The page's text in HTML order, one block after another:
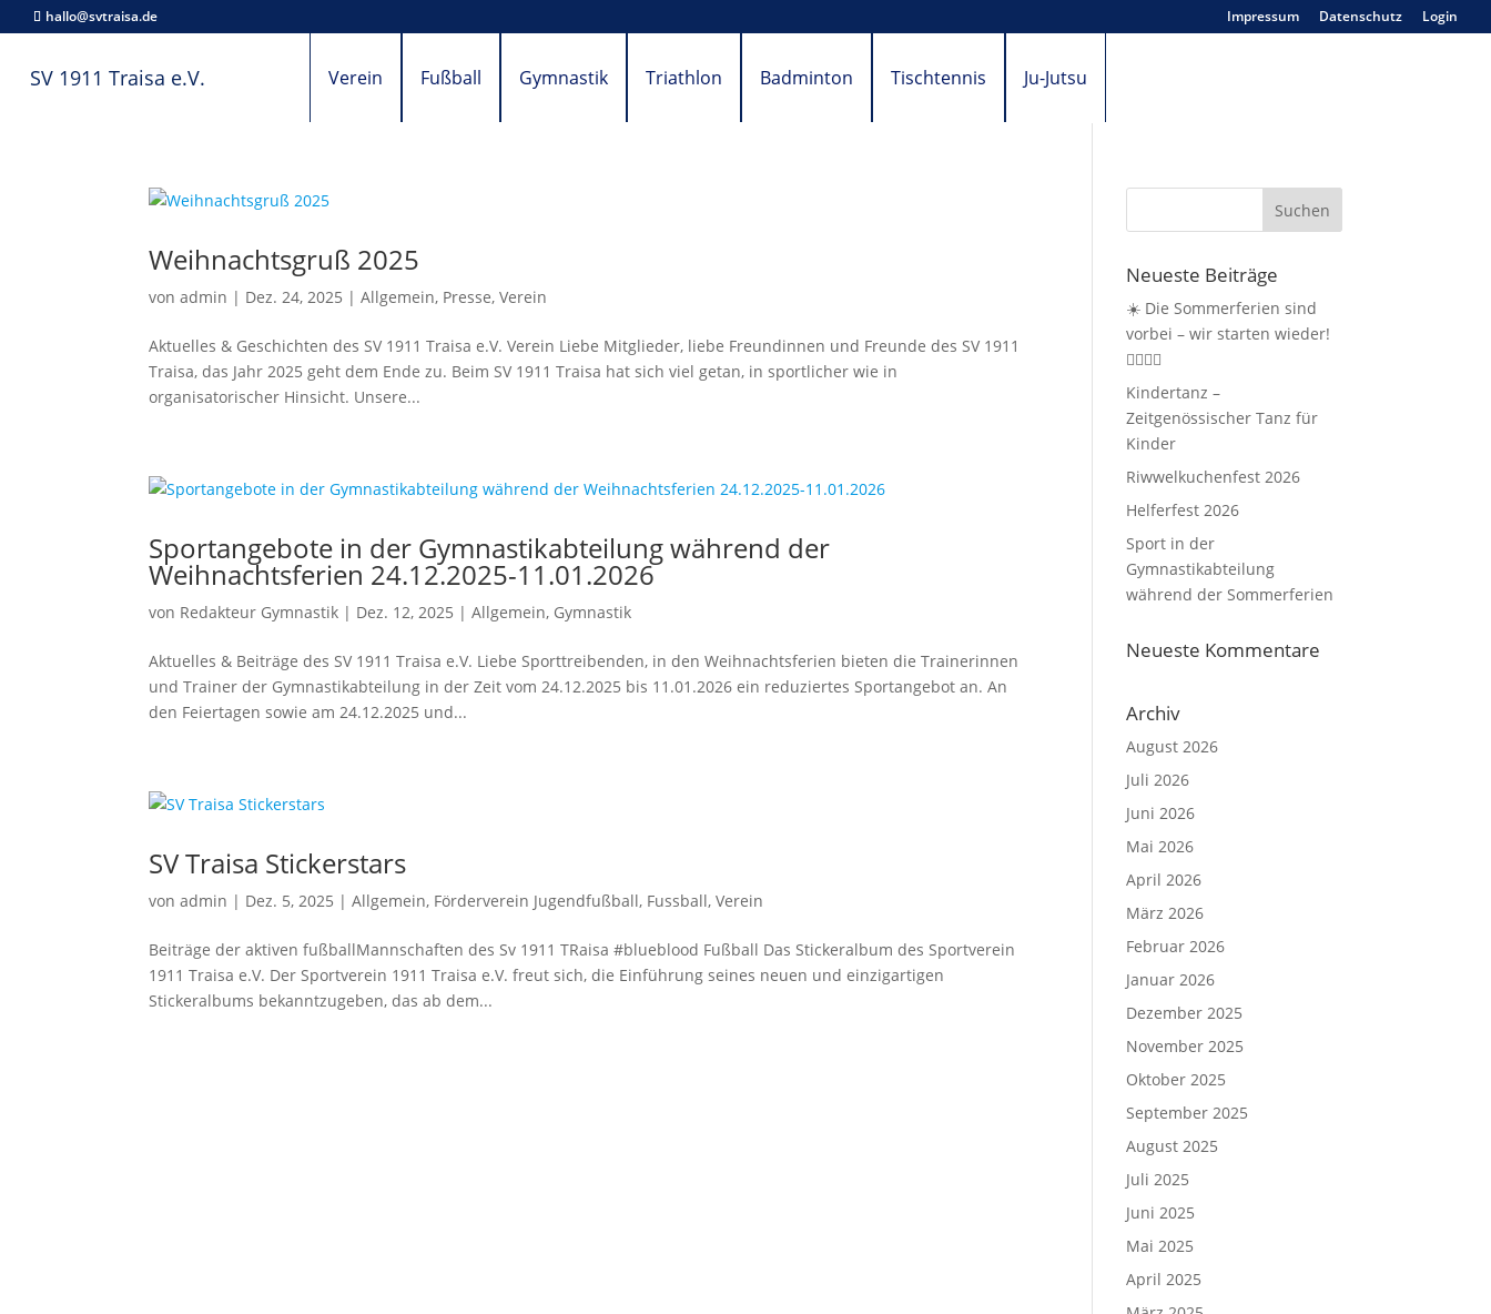
SV 1911 Traisa e.V. Verein Fußball Gymnastik Triathlon Badminton Tischtennis Ju-Jutsu
hallo@svtraisa.de Impressum Datenschutz Login
Weihnachtsgruß 2025
vonadmin | Dez. 24, 2025 |Allgemein, Presse,Verein
Aktuelles & Geschichten des SV 1911 Traisa e.V. Verein Liebe Mitglieder, liebe Freundinnen und Freunde des SV 1911
Traisa, das Jahr 2025 geht dem Ende zu. Beim SV 1911 Traisa hat sich viel getan, in sportlicher wie in
organisatorischer Hinsicht. Unsere...
Sportangebote in der Gymnastikabteilung während der
Weihnachtsferien 24.12.2025-11.01.2026
von Redakteur Gymnastik | Dez. 12, 2025 |Allgemein, Gymnastik
Aktuelles & Beiträge des SV 1911 Traisa e.V. Liebe Sporttreibenden, in den Weihnachtsferien bieten die Trainerinnen
und Trainer der Gymnastikabteilung in der Zeit vom 24.12.2025 bis 11.01.2026 ein reduziertes Sportangebot an. An
den Feiertagen sowie am 24.12.2025 und...
SV Traisa Stickerstars
vonadmin | Dez. 5, 2025 |Allgemein, Förderverein Jugendfußball, Fussball,Verein
Beiträge der aktiven fußballMannschaften des Sv 1911 TRaisa #blueblood Fußball Das Stickeralbum des Sportverein
1911 Traisa e.V. Der Sportverein 1911 Traisa e.V. freut sich, die Einführung seines neuen und einzigartigen
Stickeralbums bekanntzugeben, das ab dem...
Neueste Beiträge
☀️ Die Sommerferien sind
vorbei – wir starten wieder!
🤸‍♀️🏃‍♂️
Kindertanz –
Zeitgenössischer Tanz für
Kinder
Riwwelkuchenfest 2026
Helferfest 2026
Sport in der
Gymnastikabteilung
während der Sommerferien
Neueste Kommentare
Archiv
August 2026
Juli 2026
Juni 2026
Mai 2026
April 2026
März 2026
Februar 2026
Januar 2026
Dezember 2025
November 2025
Oktober 2025
September 2025
August 2025
Juli 2025
Juni 2025
Mai 2025
April 2025